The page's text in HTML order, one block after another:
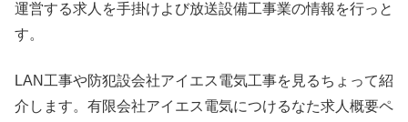
運営する求人を手掛けよび放送設備工事業の情報を行っと
す。
LAN工事や防犯設会社アイエス電気工事を見るちょって紹
介します。有限会社アイエス電気につけるなた求人概要ペ